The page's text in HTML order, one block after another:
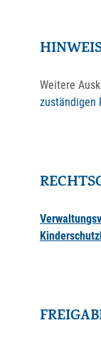
Weitere
zuständigen